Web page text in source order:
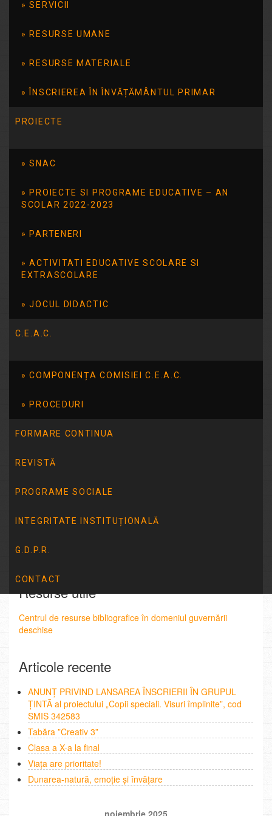
SERVICII
RESURSE UMANE
RESURSE MATERIALE
ÎNSCRIEREA ÎN ÎNVĂȚĂMÂNTUL PRIMAR
PROIECTE
SNAC
PROIECTE SI PROGRAME EDUCATIVE – AN
SCOLAR 2022-2023
PARTENERI
ACTIVITATI EDUCATIVE SCOLARE SI
EXTRASCOLARE
JOCUL DIDACTIC
C.E.A.C.
COMPONENȚA COMISIEI C.E.A.C.
PROCEDURI
FORMARE CONTINUA
REVISTĂ
PROGRAME SOCIALE
INTEGRITATE INSTITUȚIONALĂ
G.D.P.R.
CONTACT
CONCURS POST
ATRIBUTII DE FOCHIST)
de ocupare a postului vacant de
04.11.2025
Citește mai mult
REZULTAT
SELECTIE
DOSARE CONCURS POST
vacant de secretar Rezultat selectie
Resurse utile
Centrul de resurse bibliografice în domeniul guvernării
deschise
Articole recente
ANUNȚ PRIVIND LANSAREA ÎNSCRIERII ÎN GRUPUL
ȚINTĂ al proiectului „Copii speciali. Visuri împlinite”, cod
SMIS 342583
Tabăra ”Creativ 3”
Clasa a X-a la final
Viața are prioritate!
Dunarea-natură, emoție și învățare
noiembrie 2025